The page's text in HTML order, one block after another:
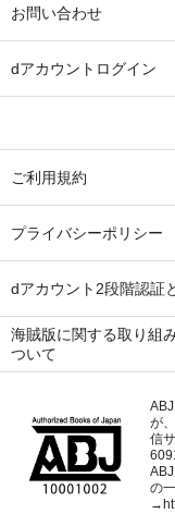
お問い合わせ
dアカウントログイン
ご利用規約
プライバシーポリシー
dアカウント2段階認証
海賊版に関する取り組
ついて
が
信
の
→